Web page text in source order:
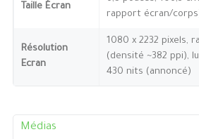
Taille Écran
rapport écran/
Résolution
Ecran
1080 x 2232 pixels,
(densité ~382 ppi),
430 nits (annoncé)
Médias